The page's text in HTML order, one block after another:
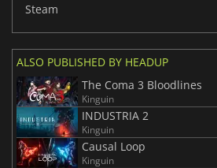
Steam
ALSO PUBLISHED BY HEADUP
The Coma 3 Bloodlines
Kinguin
INDUSTRIA 2
Kinguin
Causal Loop
Kinguin